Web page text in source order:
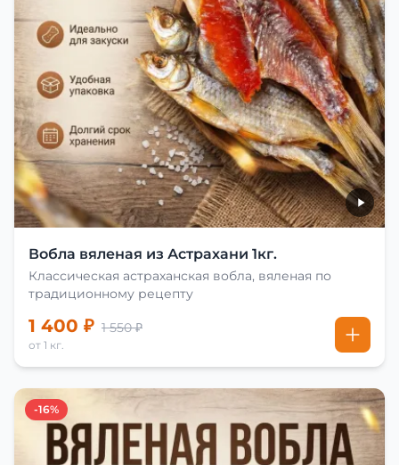
Вобла вяленая из Астрахани 1кг.
Классическая астраханская вобла, вяленая по
традиционному рецепту
1 400 ₽ 1 550 ₽
от 1 кг.
-16%